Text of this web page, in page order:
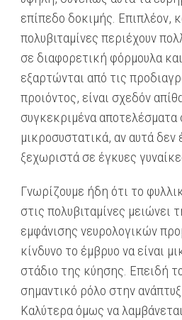
επίπεδο δοκιμής. Επιπλέον,
πολυβιταμίνες περιέχουν
σε διαφορετική φόρμουλα
εξαρτώνται από τις
προιόντος, είναι σχεδόν
συγκεκριμένα αποτελέσματα
μικροσυστατικά, αν αυτά δεν
ξεχωριστά σε έγκυες
Γνωρίζουμε ήδη ότι το
στις πολυβιταμίνες μειώνει
εμφάνισης νευρολογικών
κίνδυνο το έμβρυο να είναι
στάδιο της κύησης. Επειδή
σημαντικό ρόλο στην
Καλύτερα όμως να